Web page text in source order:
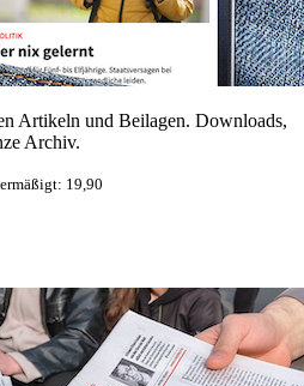
Artikeln und Beilagen. Downloads,
Archiv.
19,90